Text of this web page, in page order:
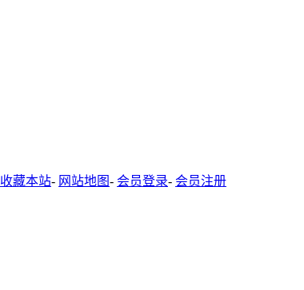
收藏本站- 网站地图- 会员登录- 会员注册